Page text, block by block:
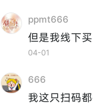
ppmt666
但是我线下
04-01
666
我这只扫码